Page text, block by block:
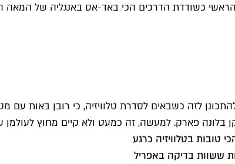
הדרכים הכי באד-אס באנגליה של המאה ה-18. בואו להעיף
לזה כשבאים לסדרת טלוויזיה, כי רובן באות
פארק. למעשה, זה כמעט ולא קיים מחוץ לעולמן